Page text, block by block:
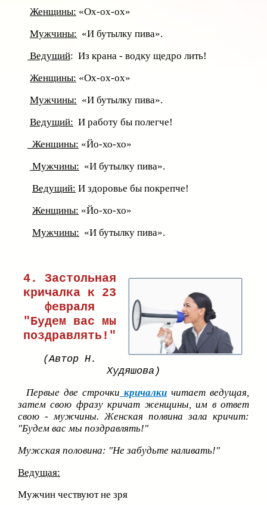
Женщины: «Ох-ох-ох»
Мужчины: «И бутылку пива».
Ведущий: Из крана - водку щедро лить!
Женщины: «Ох-ох-ох»
Мужчины: «И бутылку пива».
Ведущий: И работу бы полегче!
Женщины: «Йо-хо-хо»
Мужчины: «И бутылку пива».
Ведущий: И здоровье бы покрепче!
Женщины: «Йо-хо-хо»
Мужчины: «И бутылку пива».
4. Застольная
кричалка к 23
февраля
"Будем вас мы
поздравлять!"
(Автор Н.
Худяшова)
Первые две строчки кричалки читает ведущая,
затем свою фразу кричат женщины, им в ответ
свою - мужчины. Женская полвина зала кричит:
"Будем вас мы поздравлять!"
Мужская половина: "Не забудьте наливать!"
Ведущая:
Мужчин чествуют не зря